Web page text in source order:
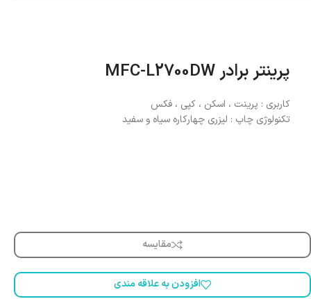
پرینتر برادر MFC-L2700DW
کاربری : پرینت ، اسکن ، کپی ، فکس
تکنولوژی چاپ : لیزری چهارکاره سیاه و سفید
مقایسه
افزودن به علاقه مندی